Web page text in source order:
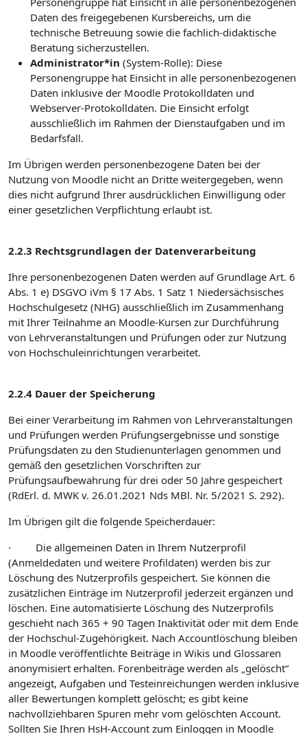
Daten des freigegebenen Kursbereichs, um die
technische Betreuung sowie die fachlich-didaktische
Beratung sicherzustellen.
Administrator*in (System-Rolle): Diese
Personengruppe hat Einsicht in alle personenbezogenen
Daten inklusive der Moodle Protokolldaten und
Webserver-Protokolldaten. Die Einsicht erfolgt
ausschließlich im Rahmen der Dienstaufgaben und im
Bedarfsfall.
Im Übrigen werden personenbezogene Daten bei der
Nutzung von Moodle nicht an Dritte weitergegeben, wenn
dies nicht aufgrund Ihrer ausdrücklichen Einwilligung oder
einer gesetzlichen Verpflichtung erlaubt ist.
2.2.3 Rechtsgrundlagen der Datenverarbeitung
Ihre personenbezogenen Daten werden auf Grundlage Art. 6
Abs. 1 e) DSGVO iVm § 17 Abs. 1 Satz 1 Niedersächsisches
Hochschulgesetz (NHG) ausschließlich im Zusammenhang
mit Ihrer Teilnahme an Moodle-Kursen zur Durchführung
von Lehrveranstaltungen und Prüfungen oder zur Nutzung
von Hochschuleinrichtungen verarbeitet.
2.2.4 Dauer der Speicherung
Bei einer Verarbeitung im Rahmen von Lehrveranstaltungen
und Prüfungen werden Prüfungsergebnisse und sonstige
Prüfungsdaten zu den Studienunterlagen genommen und
gemäß den gesetzlichen Vorschriften zur
Prüfungsaufbewahrung für drei oder 50 Jahre gespeichert
(RdErl. d. MWK v. 26.01.2021 Nds MBl. Nr. 5/2021 S. 292).
Im Übrigen gilt die folgende Speicherdauer:
· Die allgemeinen Daten in Ihrem Nutzerprofil
(Anmeldedaten und weitere Profildaten) werden bis zur
Löschung des Nutzerprofils gespeichert. Sie können die
zusätzlichen Einträge im Nutzerprofil jederzeit ergänzen und
löschen. Eine automatisierte Löschung des Nutzerprofils
geschieht nach 365 + 90 Tagen Inaktivität oder mit dem Ende
der Hochschul-Zugehörigkeit. Nach Accountlöschung bleiben
in Moodle veröffentlichte Beiträge in Wikis und Glossaren
anonymisiert erhalten. Forenbeiträge werden als „gelöscht“
angezeigt, Aufgaben und Testeinreichungen werden inklusive
aller Bewertungen komplett gelöscht; es gibt keine
nachvollziehbaren Spuren mehr vom gelöschten Account.
Sollten Sie Ihren HsH-Account zum Einloggen in Moodle